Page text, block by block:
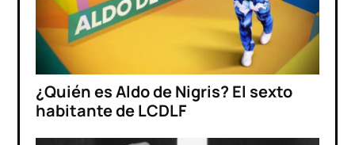
¿Quién es Aldo de Nigris? El sexto
habitante de LCDLF